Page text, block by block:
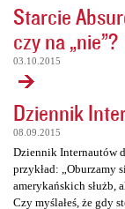
Starcie
czy na „nie”?
03.10.2015
Dziennik
08.09.2015
Dziennik Internautów
przykład: „Oburzamy
amerykańskich służb,
Czy myślałeś, że gdy